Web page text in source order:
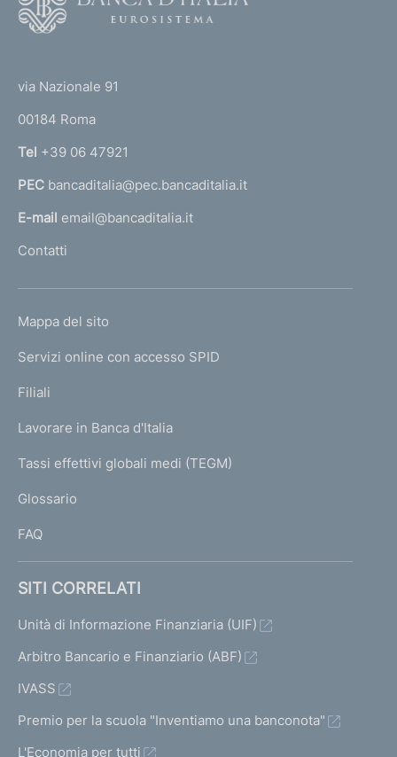
r
n
a
l
'
m
e
a
g
via Nazionale 91
00184 Roma
Tel +39 06 47921
PEC bancaditalia@pec.bancaditalia.it
E-mail email@bancaditalia.it
Contatti
L
N
K
T
I
I
Mappa del sito
Servizi online con accesso SPID
Filiali
Lavorare in Banca d'Italia
Tassi effettivi globali medi (TEGM)
Glossario
FAQ
SITI CORRELATI
Unità di Informazione Finanziaria (UIF)
Arbitro Bancario e Finanziario (ABF)
IVASS
Premio per la scuola "Inventiamo una banconota"
L'Economia per tutti